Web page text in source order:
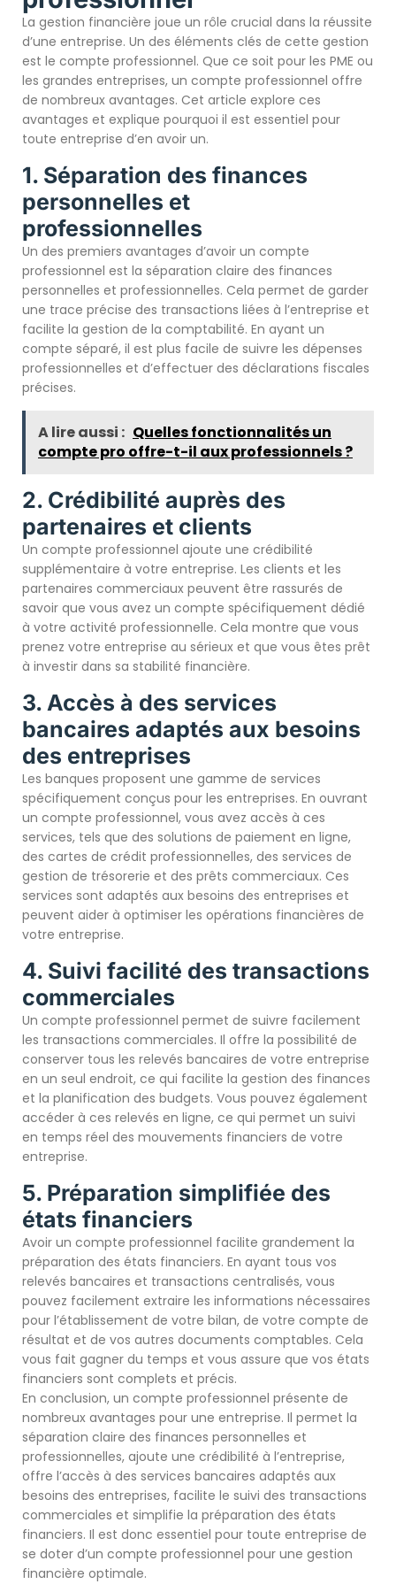
La gestion financière joue un rôle crucial dans la réussite
d’une entreprise. Un des éléments clés de cette gestion
est le compte professionnel. Que ce soit pour les PME ou
les grandes entreprises, un compte professionnel offre
de nombreux avantages. Cet article explore ces
avantages et explique pourquoi il est essentiel pour
toute entreprise d’en avoir un.
1. Séparation des finances
personnelles et
professionnelles
Un des premiers avantages d’avoir un compte
professionnel est la séparation claire des finances
personnelles et professionnelles. Cela permet de garder
une trace précise des transactions liées à l’entreprise et
facilite la gestion de la comptabilité. En ayant un
compte séparé, il est plus facile de suivre les dépenses
professionnelles et d’effectuer des déclarations fiscales
précises.
A lire aussi : Quelles fonctionnalités un
compte pro offre-t-il aux professionnels ?
2. Crédibilité auprès des
partenaires et clients
Un compte professionnel ajoute une crédibilité
supplémentaire à votre entreprise. Les clients et les
partenaires commerciaux peuvent être rassurés de
savoir que vous avez un compte spécifiquement dédié
à votre activité professionnelle. Cela montre que vous
prenez votre entreprise au sérieux et que vous êtes prêt
à investir dans sa stabilité financière.
3. Accès à des services
bancaires adaptés aux besoins
des entreprises
Les banques proposent une gamme de services
spécifiquement conçus pour les entreprises. En ouvrant
un compte professionnel, vous avez accès à ces
services, tels que des solutions de paiement en ligne,
des cartes de crédit professionnelles, des services de
gestion de trésorerie et des prêts commerciaux. Ces
services sont adaptés aux besoins des entreprises et
peuvent aider à optimiser les opérations financières de
votre entreprise.
4. Suivi facilité des transactions
commerciales
Un compte professionnel permet de suivre facilement
les transactions commerciales. Il offre la possibilité de
conserver tous les relevés bancaires de votre entreprise
en un seul endroit, ce qui facilite la gestion des finances
et la planification des budgets. Vous pouvez également
accéder à ces relevés en ligne, ce qui permet un suivi
en temps réel des mouvements financiers de votre
entreprise.
5. Préparation simplifiée des
états financiers
Avoir un compte professionnel facilite grandement la
préparation des états financiers. En ayant tous vos
relevés bancaires et transactions centralisés, vous
pouvez facilement extraire les informations nécessaires
pour l’établissement de votre bilan, de votre compte de
résultat et de vos autres documents comptables. Cela
vous fait gagner du temps et vous assure que vos états
financiers sont complets et précis.
En conclusion, un compte professionnel présente de
nombreux avantages pour une entreprise. Il permet la
séparation claire des finances personnelles et
professionnelles, ajoute une crédibilité à l’entreprise,
offre l’accès à des services bancaires adaptés aux
besoins des entreprises, facilite le suivi des transactions
commerciales et simplifie la préparation des états
financiers. Il est donc essentiel pour toute entreprise de
se doter d’un compte professionnel pour une gestion
financière optimale.